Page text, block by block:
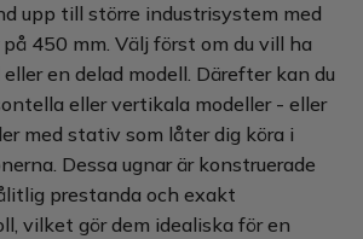
upp till större industrisystem med
450 mm. Välj först om du vill ha
en delad modell. Därefter kan du
eller vertikala modeller - eller
med stativ som låter dig köra i
Dessa ugnar är konstruerade
prestanda och exakt
vilket gör dem idealiska för en